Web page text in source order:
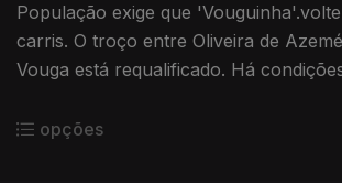
População exige que 'Vouguinha'.volte a entra no
carris. O troço entre Oliveira de
Vouga está requalificado. Há
cada sentido.
opções